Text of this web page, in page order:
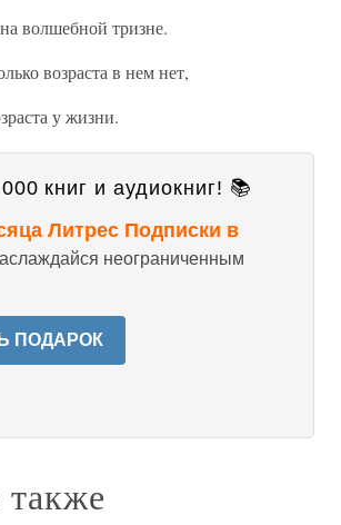
волшебной тризне.
возраста в нем нет,
у жизни.
книг и аудиокниг! 📚
Литрес Подписки в
неограниченным
ПОДАРОК